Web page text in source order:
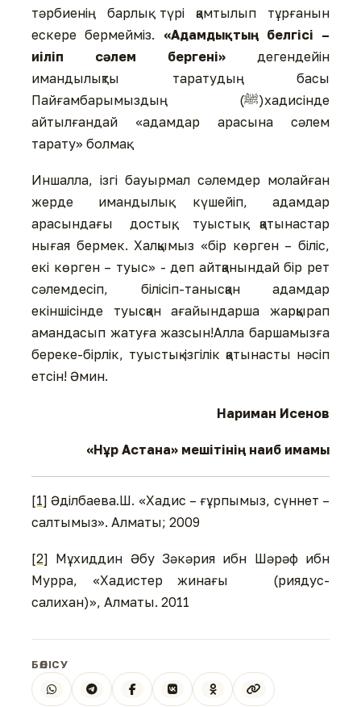
тәрбиенің барлық түрі қамтылып тұрғанын
ескере бермейміз. «Адамдықтың белгісі –
иіліп сәлем бергені» дегендейін
имандылықты таратудың басы
Пайғамбарымыздың (ﷺ)хадисінде
айтылғандай «адамдар арасына сәлем
тарату» болмақ.
Иншалла, ізгі бауырмал сәлемдер молайған
жерде имандылық күшейіп, адамдар
арасындағы достық, туыстық қатынастар
нығая бермек. Халқымыз «бір көрген – біліс,
екі көрген – туыс» - деп айтқанындай бір рет
сәлемдесіп, білісіп-танысқан адамдар
екіншісінде туысқан ағайындарша жарқырап
амандасып жатуға жазсын!Алла баршамызға
береке-бірлік, туыстық-ізгілік қатынасты нәсіп
етсін! Әмин.
Нариман Исенов
«Нұр Астана» мешітінің наиб имамы
[1] Әділбаева.Ш. «Хадис – ғұрпымыз, сүннет –
салтымыз». Алматы; 2009
[2] Мұхиддин Әбу Зәкәрия ибн Шәрәф ибн
Мурра, «Хадистер жинағы (риядус-
салихан)», Алматы. 2011
БӨЛІСУ